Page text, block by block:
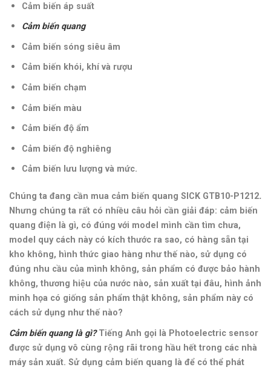
Cảm biến áp suất
Cảm biến quang
Cảm biến sóng siêu âm
Cảm biến khói, khí và rượu
Cảm biến chạm
Cảm biến màu
Cảm biến độ ẩm
Cảm biến độ nghiêng
Cảm biến lưu lượng và mức.
Chúng ta đang cần mua cảm biến quang SICK GTB10-P1212.
Nhưng chúng ta rất có nhiều câu hỏi cần giải đáp: cảm biến
quang điện là gì, có đúng với model mình cần tìm chưa,
model quy cách này có kích thước ra sao, có hàng sẵn tại
kho không, hình thức giao hàng như thế nào, sử dụng có
đúng nhu cầu của mình không, sản phẩm có được bảo hành
không, thương hiệu của nước nào, sản xuất tại đâu, hình ảnh
minh họa có giống sản phẩm thật không, sản phẩm này có
cách sử dụng như thế nào?
Cảm biến quang là gì?Tiếng Anh gọi là Photoelectric sensor
được sử dụng vô cùng rộng rãi trong hầu hết trong các nhà
máy sản xuất. Sử dụng cảm biến quang là để có thể phát